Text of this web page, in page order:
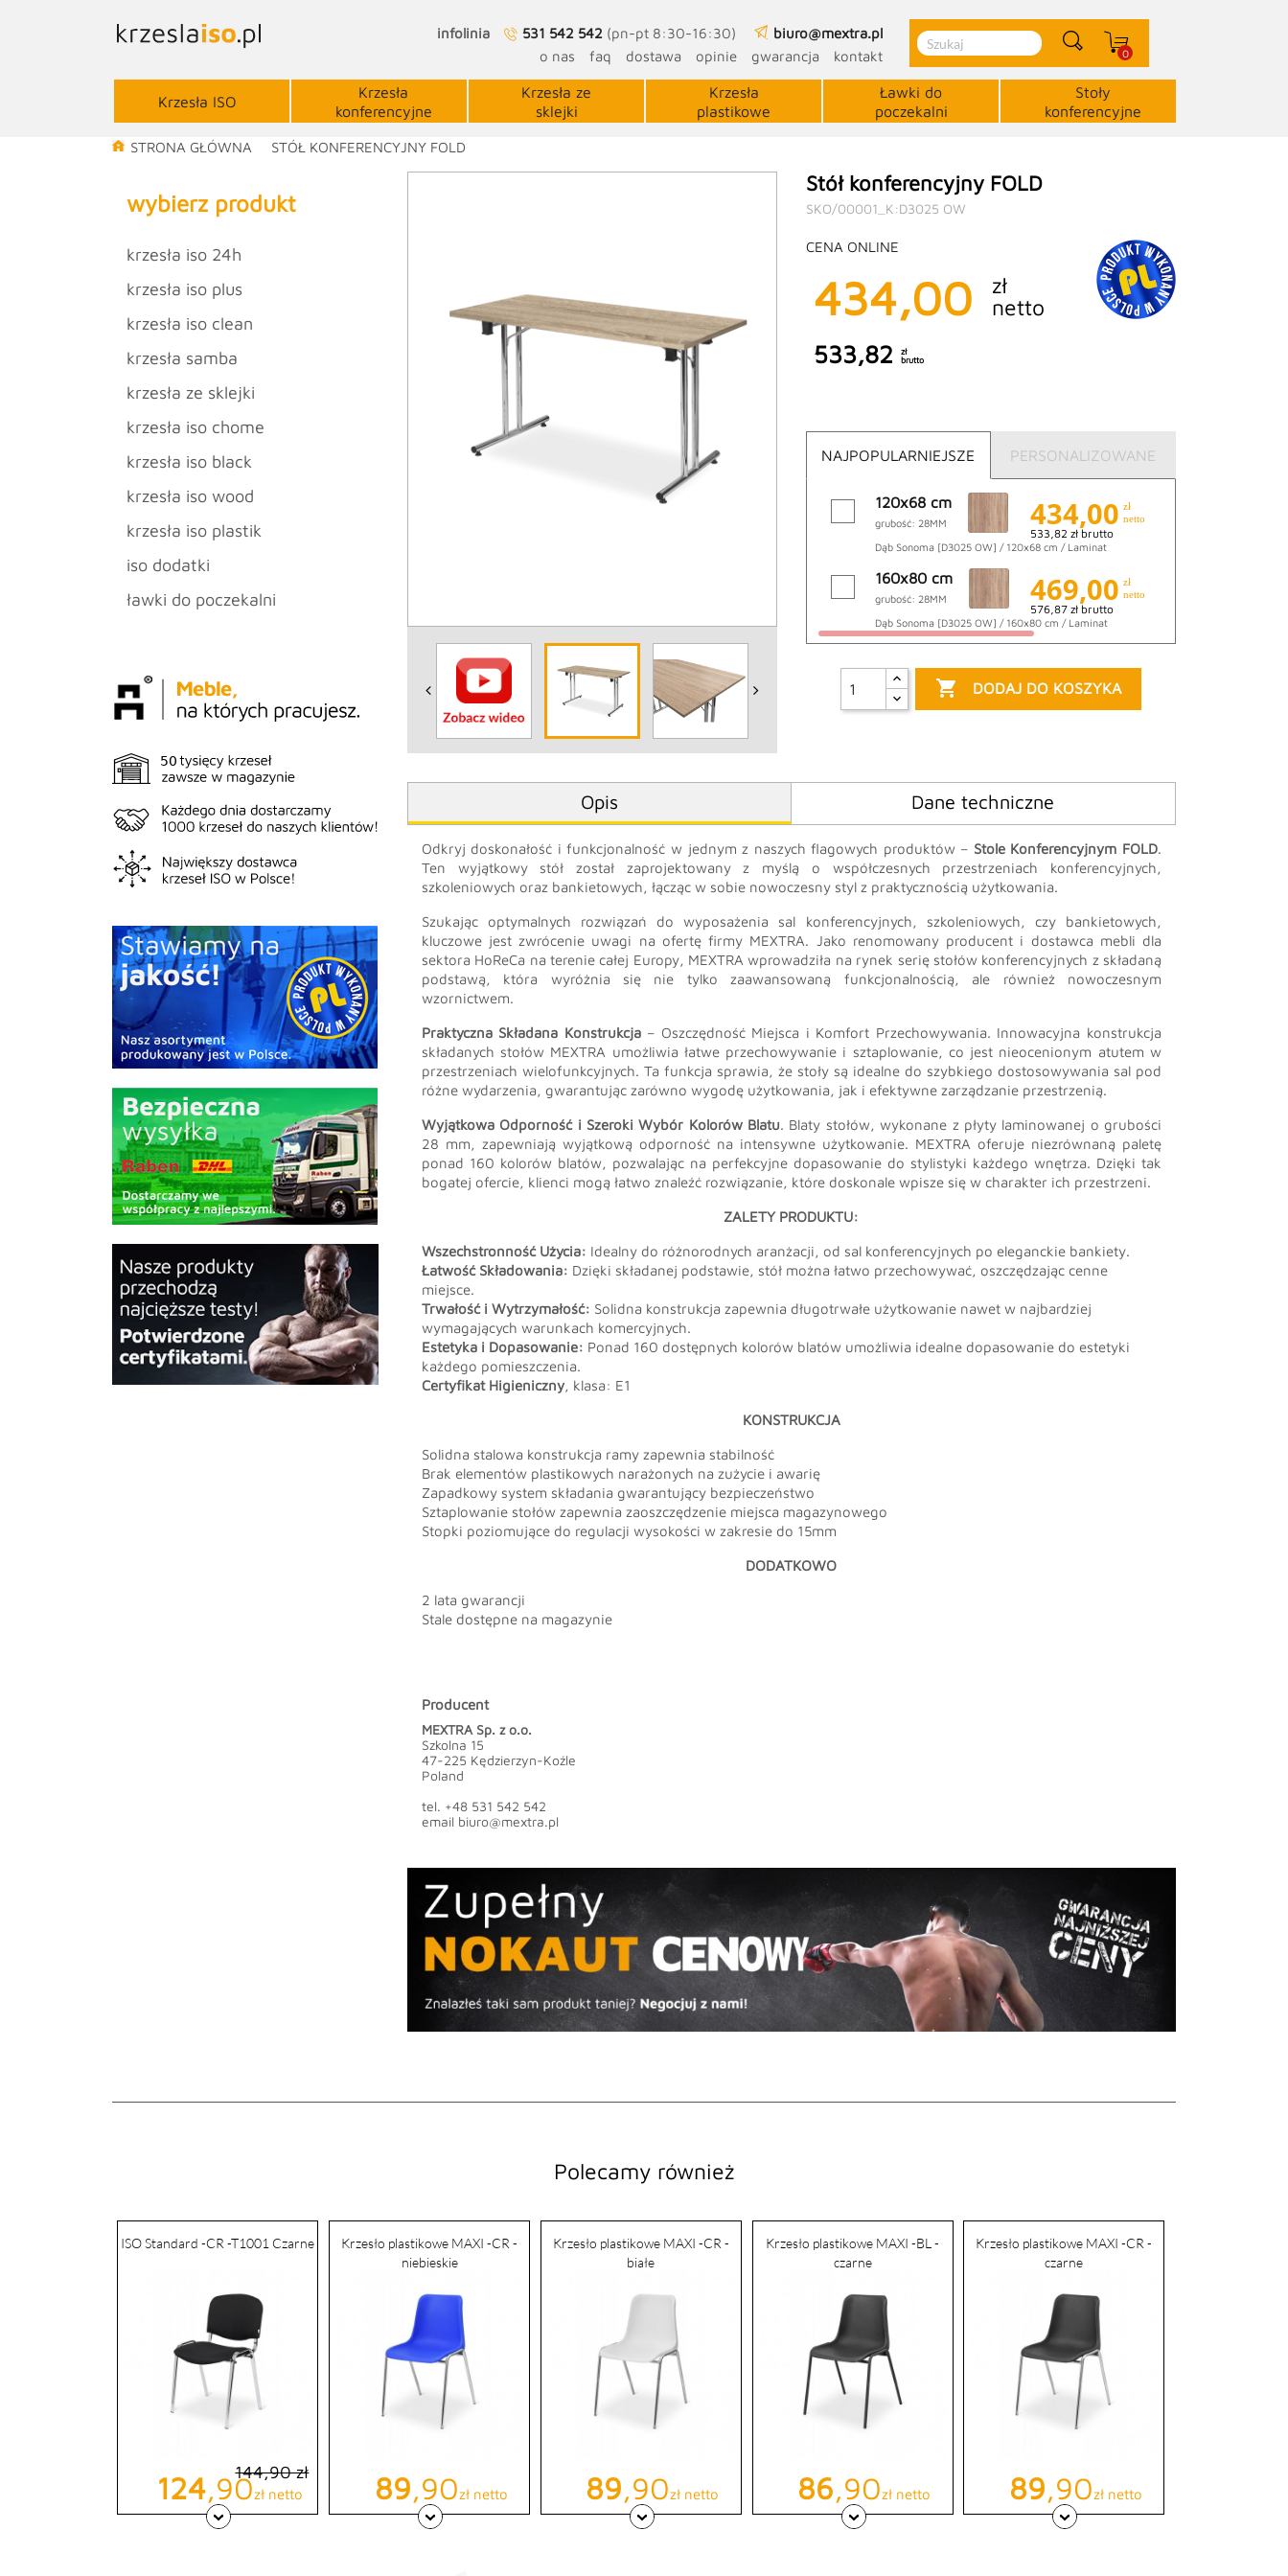
infolinia 531 542 542 (pn-pt 8:30-16:30)
biuro@mextra.pl
o nas
faq dostawa opinie gwarancja kontakt 0
Krzesła ISO
Krzesła
konferencyjne
Krzesła ze
sklejki
Krzesła
plastikowe
Ławki do
poczekalni
Stoły
konferencyjne
STRONA GŁÓWNA STÓŁ KONFERENCYJNY FOLD
wybierz produkt
krzesła iso 24h
krzesła iso plus
krzesła iso clean
krzesła samba
krzesła ze sklejki
krzesła iso chome
krzesła iso black
krzesła iso wood
krzesła iso plastik
iso dodatki
ławki do poczekalni
Stół konferencyjny FOLD
SKO/00001_K:D3025 OW
CENA ONLINE
434,00
zł
netto
533,82
zł
brutto
NAJPOPULARNIEJSZE PERSONALIZOWANE
120x68 cm
grubość: 28MM 434,00 zł
netto
533,82 zł brutto
Dąb Sonoma [D3025 OW] / 120x68 cm / Laminat
160x80 cm
grubość: 28MM 469,00 zł
netto
576,87 zł brutto
Dąb Sonoma [D3025 OW] / 160x80 cm / Laminat
 DODAJ DO KOSZYKA
Opis Dane techniczne
Odkryj doskonałość i funkcjonalność w jednym z naszych flagowych produktów – Stole Konferencyjnym FOLD.
Ten wyjątkowy stół został zaprojektowany z myślą o współczesnych przestrzeniach konferencyjnych,
szkoleniowych oraz bankietowych, łącząc w sobie nowoczesny styl z praktycznością użytkowania.
Szukając optymalnych rozwiązań do wyposażenia sal konferencyjnych, szkoleniowych, czy bankietowych,
kluczowe jest zwrócenie uwagi na ofertę firmy MEXTRA. Jako renomowany producent i dostawca mebli dla
sektora HoReCa na terenie całej Europy, MEXTRA wprowadziła na rynek serię stołów konferencyjnych z składaną
podstawą, która wyróżnia się nie tylko zaawansowaną funkcjonalnością, ale również nowoczesnym
wzornictwem.
Praktyczna Składana Konstrukcja– Oszczędność Miejsca i Komfort Przechowywania. Innowacyjna konstrukcja
składanych stołów MEXTRA umożliwia łatwe przechowywanie i sztaplowanie, co jest nieocenionym atutem w
przestrzeniach wielofunkcyjnych. Ta funkcja sprawia, że stoły są idealne do szybkiego dostosowywania sal pod
różne wydarzenia, gwarantując zarówno wygodę użytkowania, jak i efektywne zarządzanie przestrzenią.
Wyjątkowa Odporność i Szeroki Wybór Kolorów Blatu. Blaty stołów, wykonane z płyty laminowanej o grubości
28 mm, zapewniają wyjątkową odporność na intensywne użytkowanie. MEXTRA oferuje niezrównaną paletę
ponad 160 kolorów blatów, pozwalając na perfekcyjne dopasowanie do stylistyki każdego wnętrza. Dzięki tak
bogatej ofercie, klienci mogą łatwo znaleźć rozwiązanie, które doskonale wpisze się w charakter ich przestrzeni.
ZALETY PRODUKTU:
Wszechstronność Użycia: Idealny do różnorodnych aranżacji, od sal konferencyjnych po eleganckie bankiety.
Łatwość Składowania: Dzięki składanej podstawie, stół można łatwo przechowywać, oszczędzając cenne
miejsce.
Trwałość i Wytrzymałość: Solidna konstrukcja zapewnia długotrwałe użytkowanie nawet w najbardziej
wymagających warunkach komercyjnych.
Estetyka i Dopasowanie: Ponad 160 dostępnych kolorów blatów umożliwia idealne dopasowanie do estetyki
każdego pomieszczenia.
Certyfikat Higieniczny, klasa: E1
KONSTRUKCJA
Solidna stalowa konstrukcja ramy zapewnia stabilność
Brak elementów plastikowych narażonych na zużycie i awarię
Zapadkowy system składania gwarantujący bezpieczeństwo
Sztaplowanie stołów zapewnia zaoszczędzenie miejsca magazynowego
Stopki poziomujące do regulacji wysokości w zakresie do 15mm
DODATKOWO
2 lata gwarancji
Stale dostępne na magazynie
Producent
MEXTRA Sp. z o.o.
Szkolna 15
47-225 Kędzierzyn-Koźle
Poland
tel. +48 531 542 542
email biuro@mextra.pl
Polecamy również
ISO Standard -CR -T1001 Czarne
Cena podstawowa
144,90 zł
Cena
124,90zł netto
Krzesło plastikowe MAXI -CR -
niebieskie
Cena
89,90zł netto
Krzesło plastikowe MAXI -CR -
białe
Cena
89,90zł netto
Krzesło plastikowe MAXI -BL -
czarne
Cena
86,90zł netto
Krzesło plastikowe MAXI -CR -
czarne
Cena
89,90zł netto